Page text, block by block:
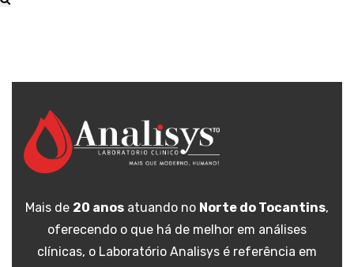
Mais de 20 anos atuando no Norte do Tocantins,
oferecendo o que há de melhor em análises
clínicas, o Laboratório Analisys é referência em